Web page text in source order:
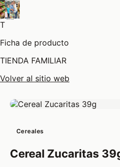
T
Ficha de producto
TIENDA FAMILIAR
Volver al sitio web
Cereales
Cereal Zucaritas